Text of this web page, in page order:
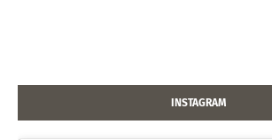
INSTAGRAM